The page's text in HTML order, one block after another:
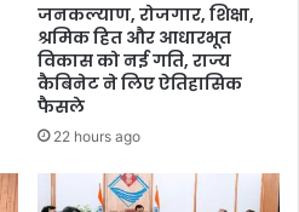
जनकल्याण, रोजगार, शिक्षा,
श्रमिक हित और आधारभूत
विकास को नई गति, राज्य
कैबिनेट ने लिए ऐतिहासिक
फैसले
22 hours ago